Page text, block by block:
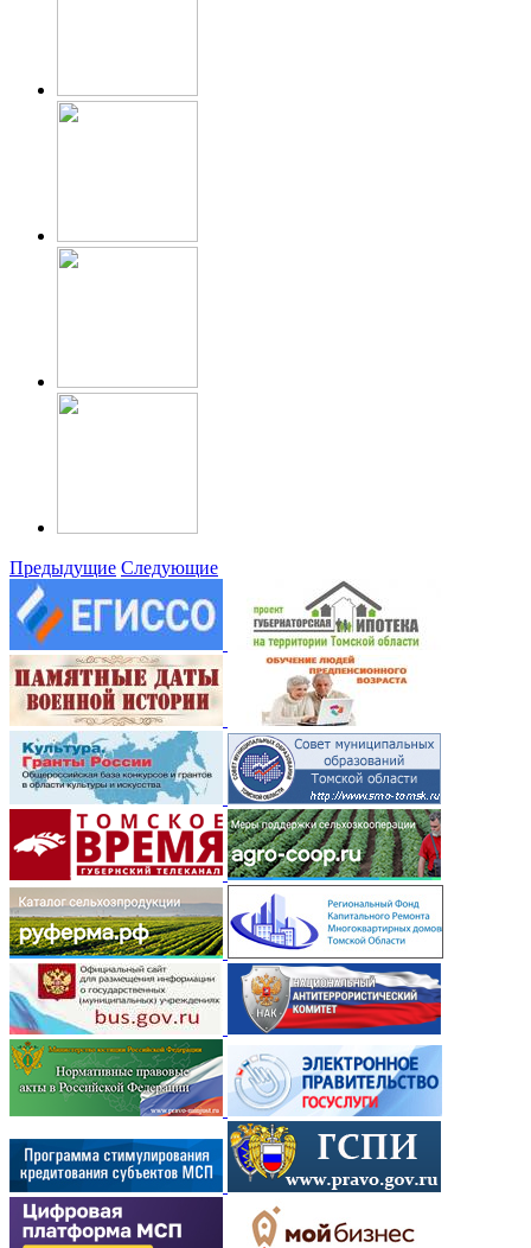
Предыдущие Следующие